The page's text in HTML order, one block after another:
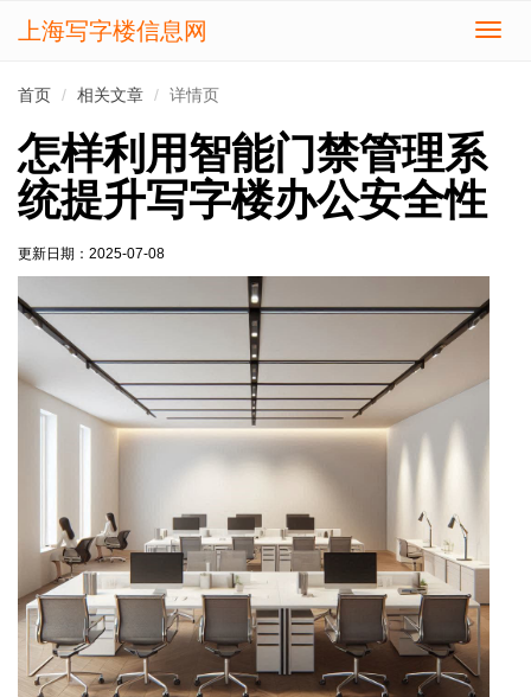
切
上海写字楼信息网
首页 相关文章 详情页
怎样利用智能门禁管理系
统提升写字楼办公安全性
更新日期： 2025-07-08